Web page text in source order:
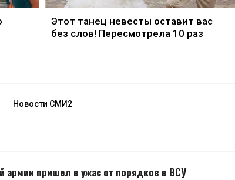
Этот танец невесты оставит вас
без слов! Пересмотрела 10 раз
Новости СМИ2
армии пришел в ужас от порядков в ВСУ